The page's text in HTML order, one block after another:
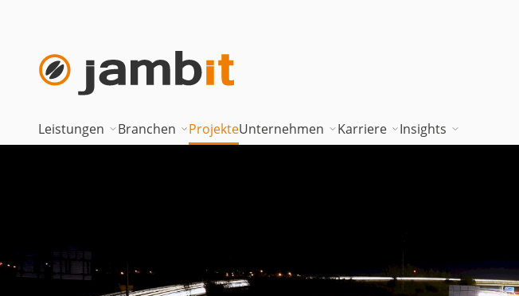
Leistungen
AI Transformation Consulting
AI Assisted Development
Branchen
Automotive
Gesundheitswesen
ProjekteUnternehmen
Where innovation works
Standorte
Karriere
Unsere Wissenskultur
Jobs bei jambit
Insights
Blog